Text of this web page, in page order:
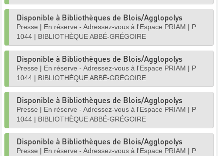
Disponible à Bibliothèques de Blois/Agglopolys
Presse | En réserve - Adressez-vous à l'Espace PRIAM | P
1044 | BIBLIOTHÈQUE ABBÉ-GRÉGOIRE
Disponible à Bibliothèques de Blois/Agglopolys
Presse | En réserve - Adressez-vous à l'Espace PRIAM | P
1044 | BIBLIOTHÈQUE ABBÉ-GRÉGOIRE
Disponible à Bibliothèques de Blois/Agglopolys
Presse | En réserve - Adressez-vous à l'Espace PRIAM | P
1044 | BIBLIOTHÈQUE ABBÉ-GRÉGOIRE
Disponible à Bibliothèques de Blois/Agglopolys
Presse | En réserve - Adressez-vous à l'Espace PRIAM | P